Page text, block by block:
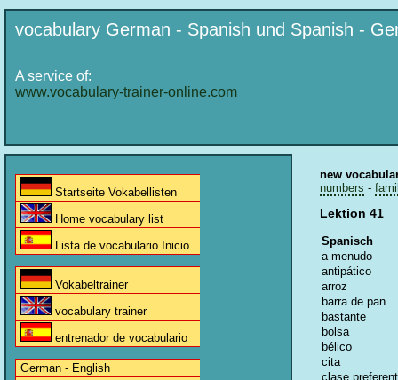
vocabulary German - Spanish und Spanish -
A service of:
www.vocabulary-trainer-online.com
Startseite Vokabellisten
Home vocabulary list
Lista de vocabulario Inicio
Vokabeltrainer
vocabulary trainer
entrenador de vocabulario
German - English
new
numbers -
Lektion 41
Spanisch
a menudo
antipático
arroz
barra de pan
bastante
bolsa
bélico
cita
clase